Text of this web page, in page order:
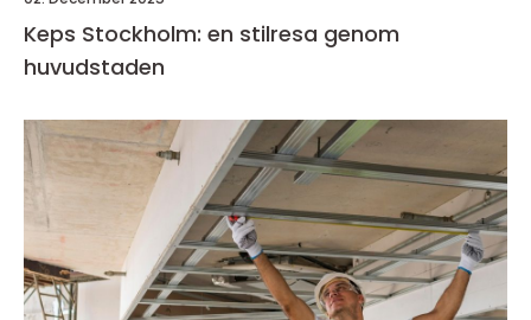
Keps Stockholm: en stilresa genom
huvudstaden